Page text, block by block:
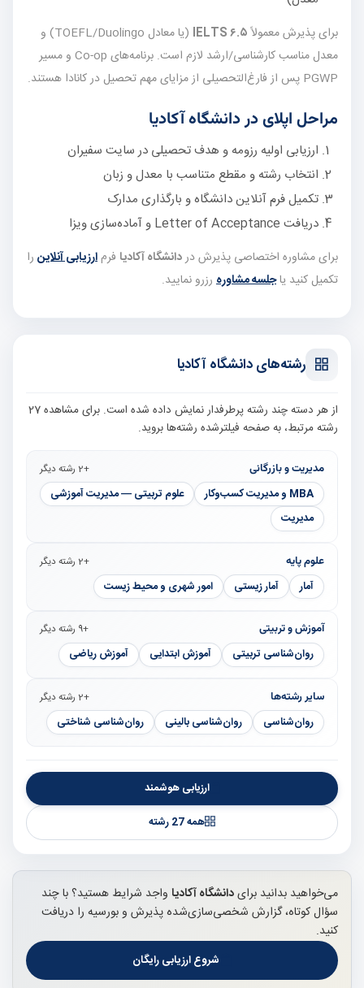
برای پذیرش معمولاًIELTS ۶.۵
(یا معادل TOEFL/Duolingo) و
معدل مناسب کارشناسی/ارشد لازم است. برنامه‌های Co-op و مسیر
PGWP پس از فارغ‌التحصیلی از مزایای مهم تحصیل در کانادا هستند.
مراحل اپلای در دانشگاه آکادیا
ارزیابی اولیه رزومه و هدف تحصیلی در سایت سفیران
انتخاب رشته و مقطع متناسب با معدل و زبان
تکمیل فرم آنلاین دانشگاه و بارگذاری مدارک
دریافت Letter of Acceptance و آماده‌سازی ویزا
برای مشاوره اختصاصی پذیرش دردانشگاه آکادیا فرم ارزیابی آنلاین را
تکمیل کنید یاجلسه مشاوره رزرو نمایید.
رشته‌های دانشگاه آکادیا
از هر دسته چند رشته پرطرفدار نمایش داده شده است. برای مشاهده 27
رشته مرتبط، به صفحه فیلترشده رشته‌ها بروید.
مدیریت و بازرگانی +2 رشته دیگر
MBA و مدیریت کسب‌وکار
علوم تربیتی — مدیریت آموزشی
مدیریت
علوم پایه +2 رشته دیگر
آمار آمار زیستی امور شهری و محیط زیست
آموزش و تربیتی +9 رشته دیگر
روان‌شناسی تربیتی آموزش ابتدایی آموزش ریاضی
سایر رشته‌ها +2 رشته دیگر
روان‌شناسی روان‌شناسی بالینی روان‌شناسی شناختی
ارزیابی هوشمند
همه 27 رشته
می‌خواهید بدانید برایدانشگاه آکادیا واجد شرایط هستید؟ با چند
سؤال کوتاه، گزارش شخصی‌سازی‌شده پذیرش و بورسیه را دریافت
کنید.
شروع ارزیابی رایگان